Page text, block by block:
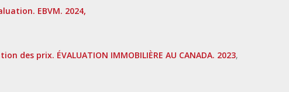
EBVM. 2024,
des prix. ÉVALUATION IMMOBILIÈRE AU CANADA. 2023,